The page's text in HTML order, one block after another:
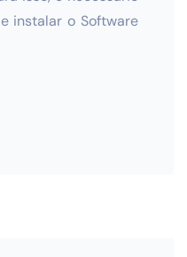
instalar o Software